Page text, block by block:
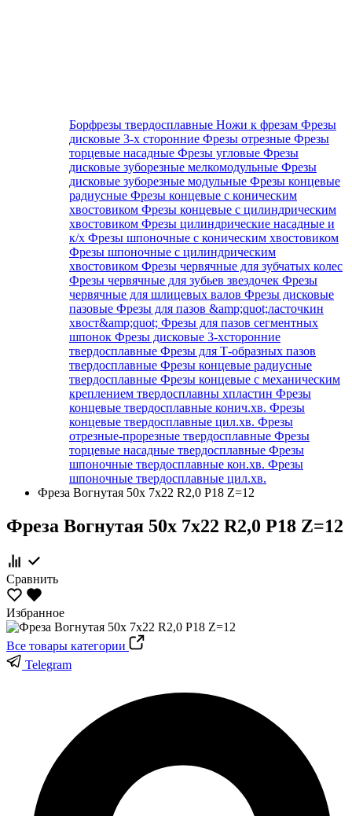
Борфрезы твердосплавные Ножи к фрезам Фрезы
дисковые 3-х сторонние Фрезы отрезные Фрезы
торцевые насадные Фрезы угловые Фрезы
дисковые зуборезные мелкомодульные Фрезы
дисковые зуборезные модульные Фрезы концевые
радиусные Фрезы концевые с коническим
хвостовиком Фрезы концевые с цилиндрическим
хвостовиком Фрезы цилиндрические насадные и
к/х Фрезы шпоночные с коническим хвостовиком
Фрезы шпоночные с цилиндрическим
хвостовиком Фрезы червячные для зубчатых колес
Фрезы червячные для зубьев звездочек Фрезы
червячные для шлицевых валов Фрезы дисковые
пазовые Фрезы для пазов &amp;quot;ласточкин
хвост&amp;quot; Фрезы для пазов сегментных
шпонок Фрезы дисковые 3-хсторонние
твердосплавные Фрезы для Т-образных пазов
твердосплавные Фрезы концевые радиусные
твердосплавные Фрезы концевые с механическим
креплением твердосплавны хпластин Фрезы
концевые твердосплавные конич.хв. Фрезы
концевые твердосплавные цил.хв. Фрезы
отрезные-прорезные твердосплавные Фрезы
торцевые насадные твердосплавные Фрезы
шпоночные твердосплавные кон.хв. Фрезы
шпоночные твердосплавные цил.хв.
Фреза Вогнутая 50х 7х22 R2,0 Р18 Z=12
Фреза Вогнутая 50х 7х22 R2,0 Р18 Z=12
Сравнить
Избранное
Все товары категории
Telegram